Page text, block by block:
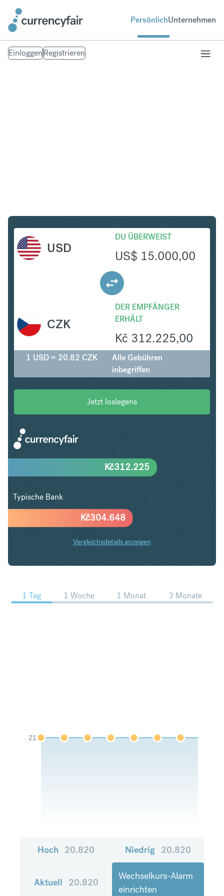
PersönlichUnternehmen
EinloggenRegistrieren
USD
DU ÜBERWEIST
US$ 15.000,00
DER EMPFÄNGER
ERHÄLT
Kč 312.225,00
CZK
1 USD = 20.82 CZK
Alle Gebühren
inbegriffen
Jetzt loslegens
Kč304.648
Kč312.225
Typische Bank
Vergleichsdetails anzeigen
USD in CZK Trends
1 Tag 1 Woche 1 Monat 3 Monate
21
Hoch 20.820 Niedrig 20.820
Aktuell 20.820
Wechselkurs-Alarm
einrichten